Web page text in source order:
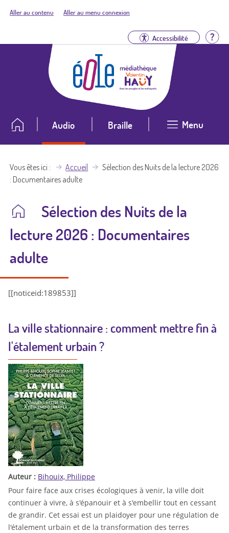
Aller au contenu Aller au menu connexion
Accessibilité
Audio Braille Menu
Vous êtes ici Accueil
Sélection des Nuits de la lecture 2026
: Documentaires adulte
Sélection des Nuits de la
lecture 2026 : Documentaires
adulte
[[noticeid:189853]]
La ville stationnaire : comment mettre fin à
l'étalement urbain ?
Auteur : Bihouix, Philippe
Pour faire face aux crises écologiques à venir, la ville doit
continuer à vivre, à s'épanouir et à s'embellir tout en cessant
de grandir. Cet essai est un plaidoyer pour une régulation de
l'étalement urbain et de la transformation des terres